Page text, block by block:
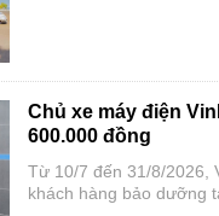
Chủ xe máy điện
600.000 đồng
Từ 10/7 đến 31/8/2026,
khách hàng bảo dưỡng